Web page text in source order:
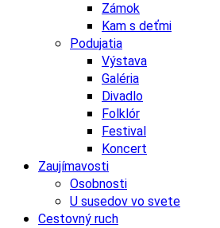
Zámok
Kam s deťmi
Podujatia
Výstava
Galéria
Divadlo
Folklór
Festival
Koncert
Zaujímavosti
Osobnosti
U susedov vo svete
Cestovný ruch